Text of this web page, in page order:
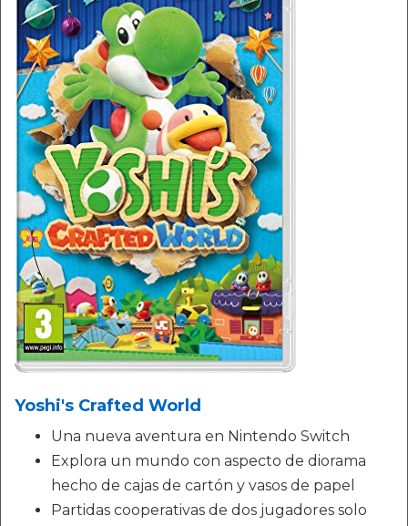
Yoshi's Crafted World
Una nueva aventura en Nintendo Switch
Explora un mundo con aspecto de diorama
hecho de cajas de cartón y vasos de papel
Partidas cooperativas de dos jugadores solo